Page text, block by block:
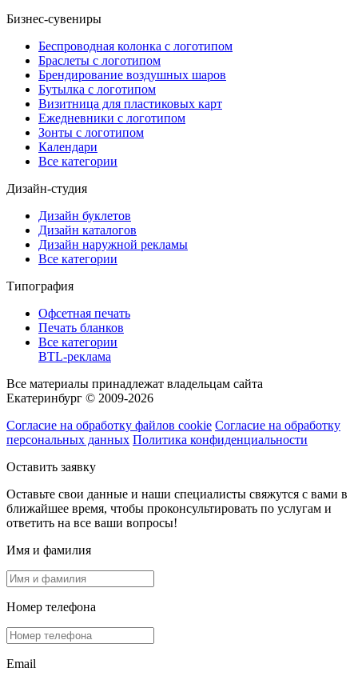
Бизнес-сувениры
Беспроводная колонка с логотипом
Браслеты с логотипом
Брендирование воздушных шаров
Бутылка с логотипом
Визитница для пластиковых карт
Ежедневники с логотипом
Зонты с логотипом
Календари
Все категории
Дизайн-студия
Дизайн буклетов
Дизайн каталогов
Дизайн наружной рекламы
Все категории
Типография
Офсетная печать
Печать бланков
Все категории
BTL-реклама
Все материалы принадлежат владельцам сайта
Екатеринбург © 2009-2026
Согласие на обработку файлов cookie Согласие на обработку
персональных данных Политика конфиденциальности
Оставить заявку
Оставьте свои данные и наши специалисты свяжутся с вами в
ближайшее время, чтобы проконсультировать по услугам и
ответить на все ваши вопросы!
Имя и фамилия
Номер телефона
Email